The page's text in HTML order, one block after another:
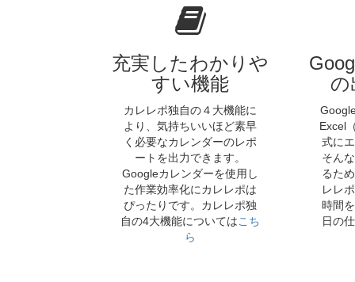
充実したわかりや
すい機能
カレレポ独自の４大機能に
より、気持ちいいほど素早
く必要なカレンダーのレポ
ートを出力できます。
Googleカレンダーを使用し
た作業効率化にカレレポは
ぴったりです。カレレポ独
自の4大機能についてはこち
ら
の
Excel
式に
そん
るた
レレ
時間
日の